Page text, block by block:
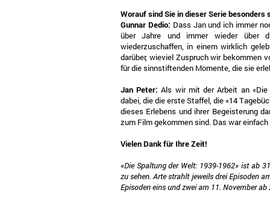
Worauf sind Sie in dieser Serie besonders
Gunnar Dedio: Dass Jan und ich immer
über Jahre und immer wieder über
wiederzuschaffen, in einem wirklich
darüber, wieviel Zuspruch wir bekommen
für die sinnstiftenden Momente, die sie
Jan Peter:Als wir mit der Arbeit an «Die
dabei, die die erste Staffel, die «14
dieses Erlebens und ihrer Begeisterung
zum Film gekommen sind. Das war
Vielen Dank für Ihre Zeit!
«Die Spaltung der Welt: 1939-1962» ist ab
zu sehen. Arte strahlt jeweils drei Episoden
Episoden eins und zwei am 11. November ab